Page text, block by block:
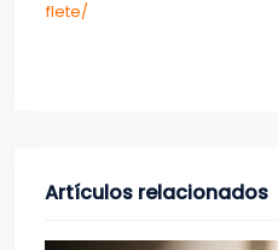
flete/
Artículos relacionados